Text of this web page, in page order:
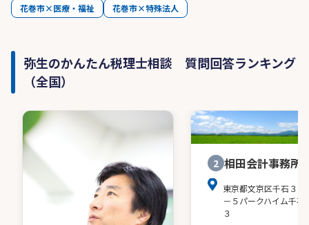
花巻市×医療・福祉
花巻市×特殊法人
弥生のかんたん税理士相談 質問回答ランキング
（全国）
2 相田会計事務所
東京都文京区千石３－
－５パークハイム千石
３